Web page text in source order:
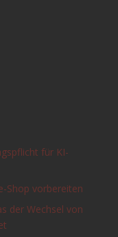
für KI-
Shop vorbereiten
der Wechsel von